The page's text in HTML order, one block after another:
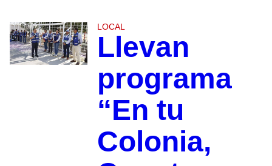
LOCAL
Llevan
programa
“En tu
Colonia,